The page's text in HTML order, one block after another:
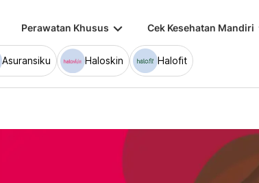
Perawatan Khusus keyboard_arrow_down Cek Kesehatan Mandiri
Asuransiku Haloskin Halofit